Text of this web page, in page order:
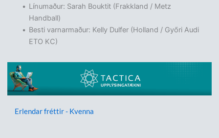
Línumaður: Sarah Bouktit (Frakkland / Metz
Handball)
Besti varnarmaður: Kelly Dulfer (Holland / Győri Audi
ETO KC)
Erlendar fréttir - Kvenna